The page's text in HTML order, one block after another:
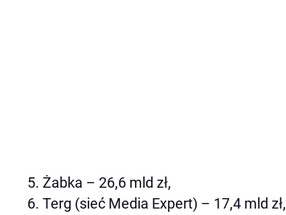
5. Żabka – 26,6 mld zł,
6. Terg (sieć Media Expert) – 17,4 mld zł,